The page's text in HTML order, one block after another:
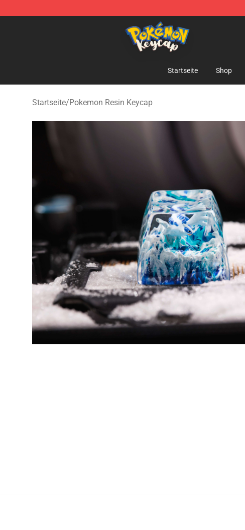
Pokemon Keycap Shop - The Best Store of Pokemon Keycaps
Startseite Shop
Startseite/Pokemon Resin Keycap